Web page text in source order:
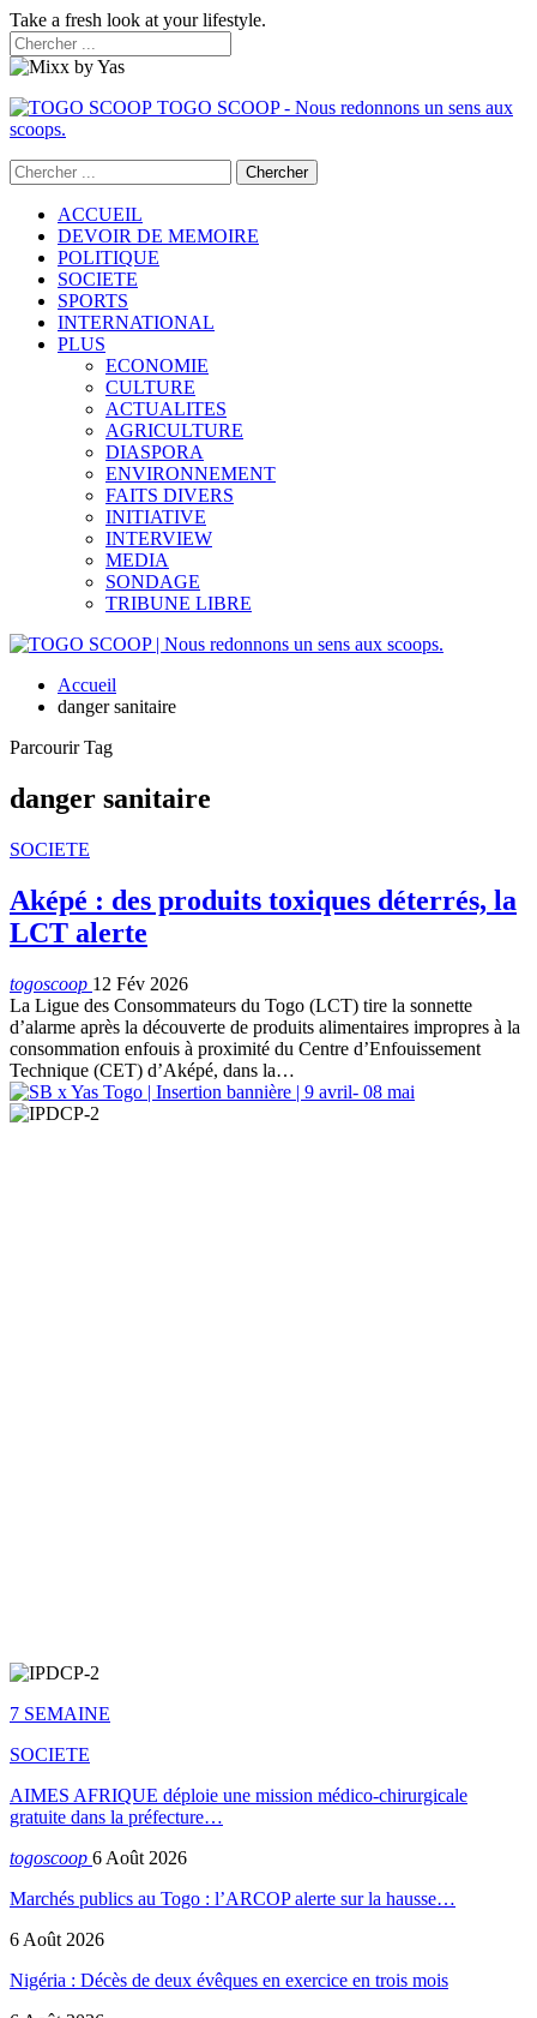
Take a fresh look at your lifestyle.
TOGO SCOOP - Nous redonnons un sens aux
scoops.
ACCUEIL
DEVOIR DE MEMOIRE
POLITIQUE
SOCIETE
SPORTS
INTERNATIONAL
PLUS
ECONOMIE
CULTURE
ACTUALITES
AGRICULTURE
DIASPORA
ENVIRONNEMENT
FAITS DIVERS
INITIATIVE
INTERVIEW
MEDIA
SONDAGE
TRIBUNE LIBRE
Accueil
danger sanitaire
Parcourir Tag
danger sanitaire
SOCIETE
Aképé : des produits toxiques déterrés, la
LCT alerte
togoscoop 12 Fév 2026
La Ligue des Consommateurs du Togo (LCT) tire la sonnette
d’alarme après la découverte de produits alimentaires impropres à la
consommation enfouis à proximité du Centre d’Enfouissement
Technique (CET) d’Aképé, dans la…
7 SEMAINE
SOCIETE
AIMES AFRIQUE déploie une mission médico-chirurgicale
gratuite dans la préfecture…
togoscoop 6 Août 2026
Marchés publics au Togo : l’ARCOP alerte sur la hausse…
6 Août 2026
Nigéria : Décès de deux évêques en exercice en trois mois